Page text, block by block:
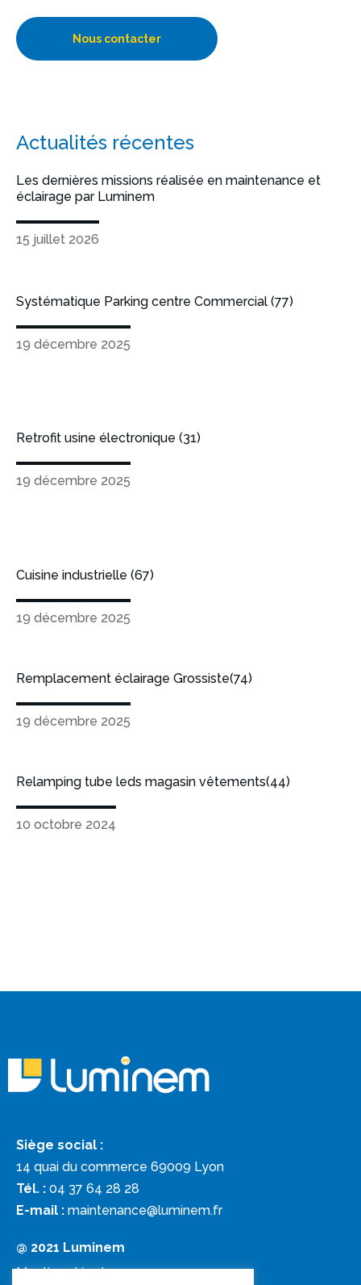
Nous contacter
Actualités récentes
Les dernières missions réalisée en maintenance et
éclairage par Luminem
15 juillet 2026
Systématique Parking centre Commercial (77)
19 décembre 2025
Retrofit usine électronique (31)
19 décembre 2025
Cuisine industrielle (67)
19 décembre 2025
Remplacement éclairage Grossiste(74)
19 décembre 2025
Relamping tube leds magasin vêtements(44)
10 octobre 2024
Siège social :
14 quai du commerce 69009 Lyon
Tél. : 04 37 64 28 28
E-mail : maintenance@luminem.fr
@ 2021 Luminem
Mentions légales